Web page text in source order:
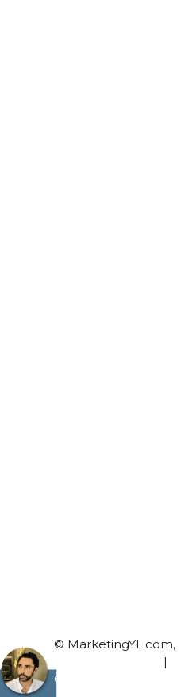
© MarketingYL.com,
|
Contact